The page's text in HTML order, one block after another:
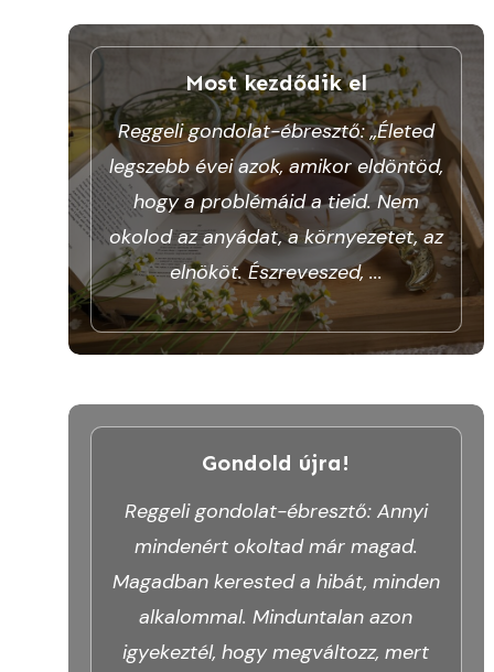
Most kezdődik el
Reggeli gondolat-ébresztő: „Életed
legszebb évei azok, amikor eldöntöd,
hogy a problémáid a tieid. Nem
okolod az anyádat, a környezetet, az
elnököt. Észreveszed,...
Gondold újra!
Reggeli gondolat-ébresztő: Annyi
mindenért okoltad már magad.
Magadban kerested a hibát, minden
alkalommal. Minduntalan azon
igyekeztél, hogy megváltozz, mert